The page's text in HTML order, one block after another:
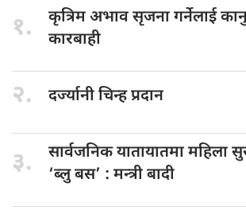
१. कृत्रिम अभावसृजना गर्नेलाई
कारबाही
२. दर्ज्यानी चिन्हप्रदान
३. सार्वजनिक यातायातमामहिला
‘ब्लु बस’ : मन्त्री बादी